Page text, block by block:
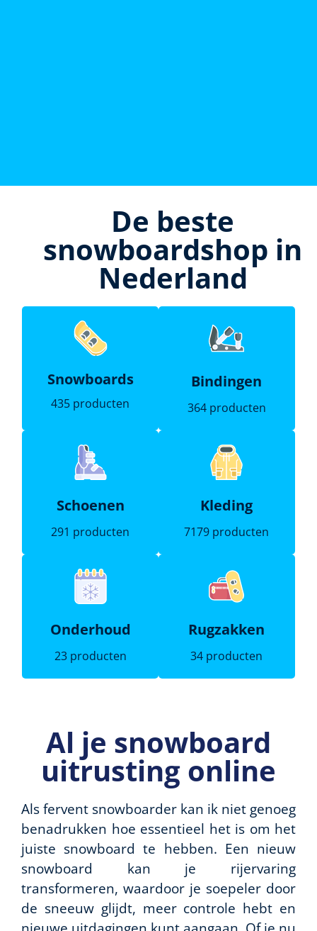
De beste
snowboardshop in
Nederland
Snowboards
435 producten
Bindingen
364 producten
Schoenen
291 producten
Kleding
7179 producten
Onderhoud
23 producten
Rugzakken
34 producten
Al je snowboard
uitrusting online
Als fervent snowboarder kan ik niet genoeg
benadrukken hoe essentieel het is om het
juiste snowboard te hebben. Een nieuw
snowboard kan je rijervaring
transformeren, waardoor je soepeler door
de sneeuw glijdt, meer controle hebt en